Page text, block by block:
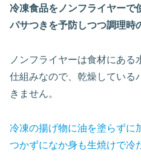
冷凍食品をノンフライヤーで
パサつきを予防しつつ調理時
ノンフライヤーは食材にある
仕組みなので、乾燥している
きません。
冷凍の揚げ物に油を塗らずに
つかずになか身も生焼けで冷